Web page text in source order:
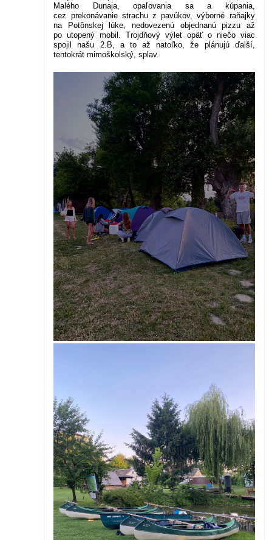
Malého Dunaja, opaľovania sa a kúpania,
cez prekonávanie strachu z pavúkov, výborné raňajky
na Potônskej lúke, nedovezenú objednanú pizzu až
po utopený mobil.Trojdňový výlet opäť o niečo viac
spojil našu 2.B, a to až natoľko, že plánujú ďalší,
tentokrát mimoškolský, splav.